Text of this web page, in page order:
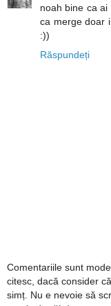
noah bine ca
ca merge doar
:))
Răspundeți
Comentariile sunt
citesc, dacă consider
simț. Nu e nevoie să